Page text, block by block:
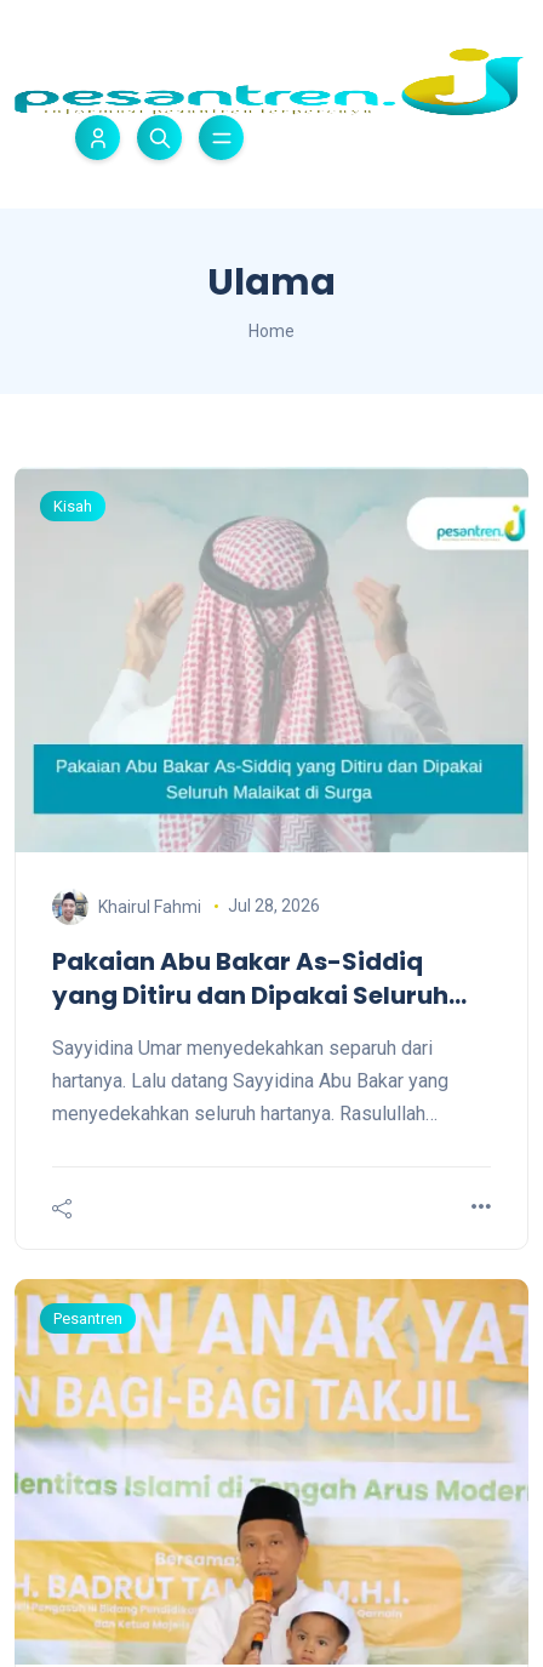
Ulama
Home
Kisah
Khairul Fahmi Jul 28, 2026
Pakaian Abu Bakar As-Siddiq
yang Ditiru dan Dipakai Seluruh
Sayyidina Umar menyedekahkan separuh dari
hartanya. Lalu datang Sayyidina Abu Bakar yang
menyedekahkan seluruh hartanya. Rasulullah
keluargamu?" "Allah dan Rasul-Nya," jawab Sayyidina
Pesantren